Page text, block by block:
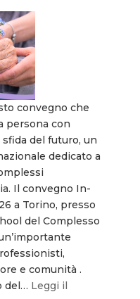
convegno che
persona con
sfida del futuro, un
dedicato a
Il convegno In-
a Torino, presso
del Complesso
e comunità .
del… Leggi il